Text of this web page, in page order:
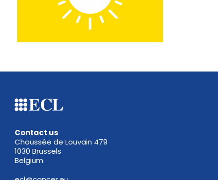
Contact us
Chaussée de Louvain 479
1030 Brussels
Belgium